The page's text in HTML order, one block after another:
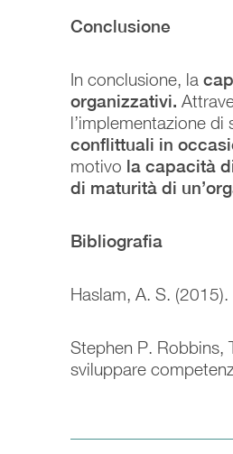
Conclusione
In conclusione, la
organizzativi.
l’implementazione
conflittuali in
motivo la capacità
di maturità di
Bibliografia
Haslam, A. S.
Stephen P. Robbins,
sviluppare